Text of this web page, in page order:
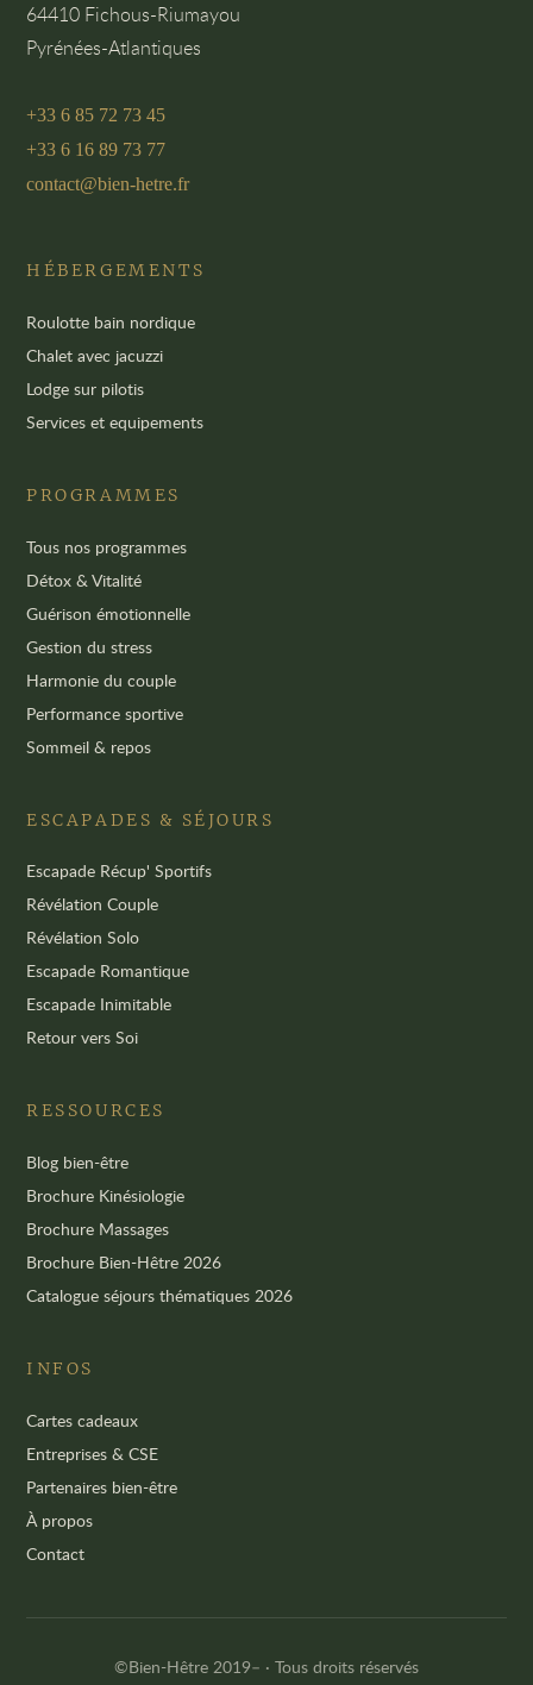
64410 Fichous-Riumayou
Pyrénées-Atlantiques
+33 6 85 72 73 45
+33 6 16 89 73 77
contact@bien-hetre.fr
HÉBERGEMENTS
Roulotte bain nordique
Chalet avec jacuzzi
Lodge sur pilotis
Services et equipements
PROGRAMMES
Tous nos programmes
Détox & Vitalité
Guérison émotionnelle
Gestion du stress
Harmonie du couple
Performance sportive
Sommeil & repos
ESCAPADES & SÉJOURS
Escapade Récup' Sportifs
Révélation Couple
Révélation Solo
Escapade Romantique
Escapade Inimitable
Retour vers Soi
RESSOURCES
Blog bien-être
Brochure Kinésiologie
Brochure Massages
Brochure Bien-Hêtre 2026
Catalogue séjours thématiques 2026
INFOS
Cartes cadeaux
Entreprises & CSE
Partenaires bien-être
À propos
Contact
©Bien-Hêtre 2019– · Tous droits réservés